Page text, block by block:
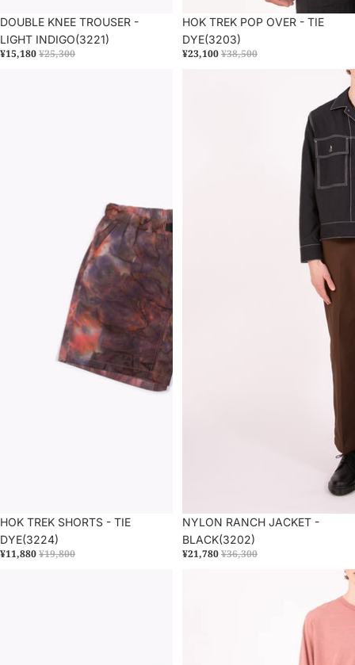
セール
DOUBLE KNEE TROUSER -
LIGHT INDIGO(3221)
¥15,180¥25,300
セール
HOK TREK POP OVER - TIE
DYE(3203)
¥23,100¥38,500
セール
HOK TREK SHORTS - TIE
DYE(3224)
¥11,880¥19,800
セール
NYLON RANCH JACKET -
BLACK(3202)
¥21,780¥36,300